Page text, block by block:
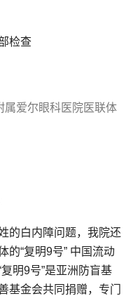
检查
的白内障问题，我院还
的“复明9号” 中国流动
明9号”是亚洲防盲基
基金会共同捐赠，专门